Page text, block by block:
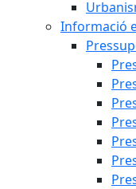
Informació